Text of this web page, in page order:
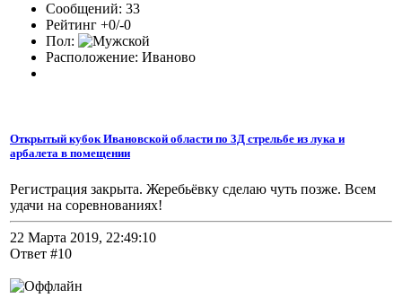
Сообщений: 33
Рейтинг +0/-0
Пол:
Расположение: Иваново
Открытый кубок Ивановской области по 3Д стрельбе из лука и
арбалета в помещении
Регистрация закрыта. Жеребьёвку сделаю чуть позже. Всем
удачи на соревнованиях!
22 Марта 2019, 22:49:10
Ответ #10